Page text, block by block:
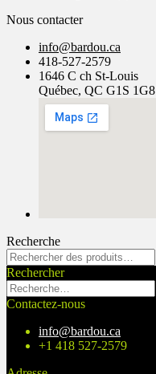
Nous contacter
info@bardou.ca
418-527-2579
1646 C ch St-Louis
Québec, QC G1S 1G8
Recherche
Rechercher :
Rechercher
Rechercher :
Contactez-nous
info@bardou.ca
+1 418 527-2579